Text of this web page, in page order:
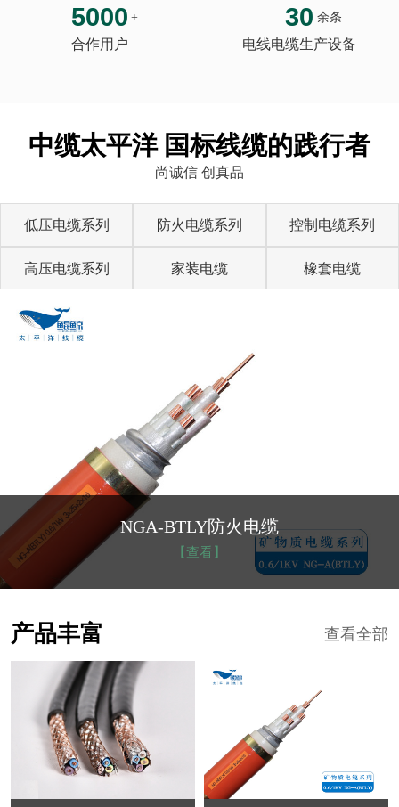
5000 +
合作用户
30 余条
电线电缆生产设备
中缆太平洋 国标线缆的践行者
尚诚信 创真品
低压电缆系列 防火电缆系列 控制电缆系列
高压电缆系列 家装电缆 橡套电缆
NGA-BTLY防火电缆
【查看】
查看全部
产品丰富